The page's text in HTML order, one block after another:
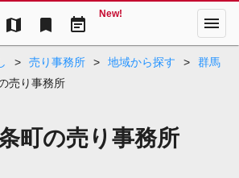
map bookmark event_note
New! menu
> 売り事務所 > 地域から探す >
群馬
売り事務所
町の売り事務所